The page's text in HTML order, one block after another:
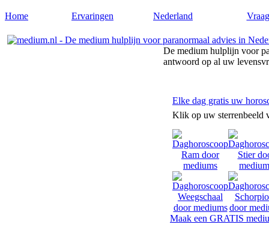
Home Ervaringen Nederland
De medium hulplijn voor
antwoord op al uw
Elke dag gratis uw
Klik op uw sterrenbeeld
Maak een GRATIS